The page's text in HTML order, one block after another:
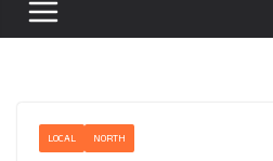
LOCAL NORTH